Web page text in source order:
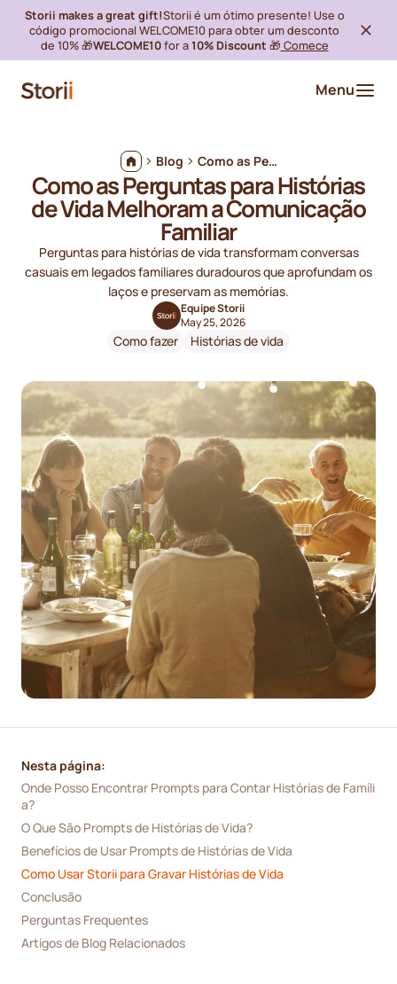
Storii makes a great gift!Storii é um ótimo presente! Use o
código promocional WELCOME10 para obter um desconto
de 10% 🎁WELCOME10for a10% Discount 🎁 Comece
Menu
Blog Como as Perguntas para Histórias de Vida Melhoram a Comunicação Familiar
Como as Perguntas para Histórias
de Vida Melhoram a Comunicação
Familiar
Perguntas para histórias de vida transformam conversas
casuais em legados familiares duradouros que aprofundam os
laços e preservam as memórias.
Equipe Storii
May 25, 2026
Como fazer Histórias de vida
Nesta página:
Onde Posso Encontrar Prompts para Contar Histórias de Famíli
a?
O Que São Prompts de Histórias de Vida?
Benefícios de Usar Prompts de Histórias de Vida
Como Usar Storii para Gravar Histórias de Vida
Conclusão
Perguntas Frequentes
Artigos de Blog Relacionados